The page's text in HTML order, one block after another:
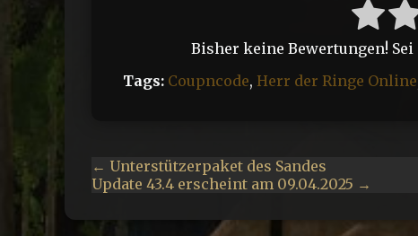
Bisher keine Bewertungen!
Tags: Coupncode, Herr der Ringe Online
← Unterstützerpaket des Sandes
Update 43.4 erscheint am 09.04.2025 →